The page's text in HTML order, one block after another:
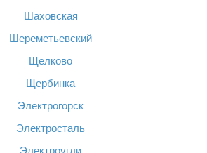
Шаховская
Шереметьевский
Щелково
Щербинка
Электрогорск
Электросталь
Электроугли